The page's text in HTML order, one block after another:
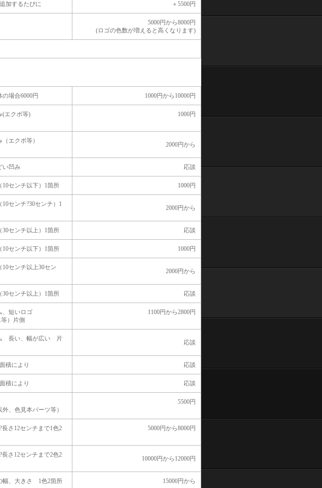
加するたびに ＋5500円
5000円から8000円
(ロゴの色数が増えると高くなります)
の場合6000円 1000円から10000円
(エクボ等)
1000円
（エクボ等）
2000円から
い凹み 応談
10センチ以下）1箇所 1000円
10センチ?30センチ）1
2000円から
30センチ以上）1箇所 応談
センチ以下）1箇所 1000円
センチ以上30セン
2000円から
センチ以上）1箇所 応談
、短いロゴ
等）片側
1100円から2800円
長い、幅が広い 片
応談
積により 応談
積により 応談
外、色見本パーツ等）
5500円
長さ12センチまで1色2
5000円から8000円
長さ12センチまで2色2
10000円から12000円
幅、大きさ 1色2箇所 15000円から